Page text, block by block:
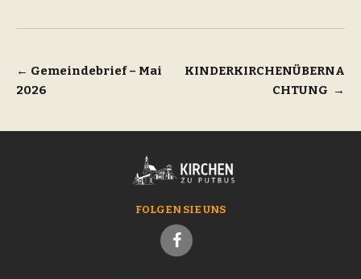
Beitragsnavigation
← Gemeindebrief – Mai
2026
KINDERKIRCHENÜBERNA
CHTUNG →
FOLGEN SIE UNS